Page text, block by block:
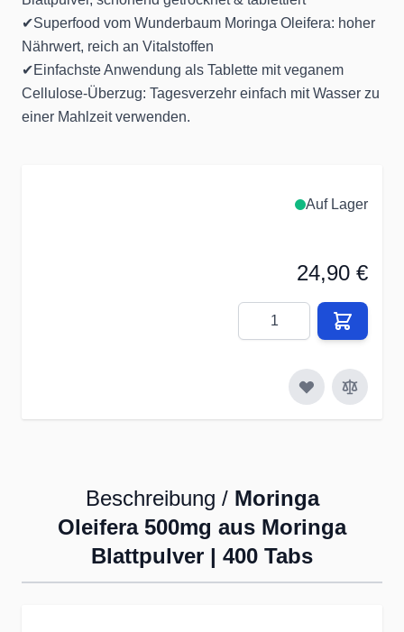
✔Superfood vom Wunderbaum Moringa Oleifera: hoher
Nährwert, reich an Vitalstoffen
✔Einfachste Anwendung als Tablette mit veganem
Cellulose-Überzug: Tagesverzehr einfach mit Wasser zu
einer Mahlzeit verwenden.
Auf Lager
24,90 €
Menge
Beschreibung / Moringa
Oleifera 500mg aus Moringa
Blattpulver | 400 Tabs